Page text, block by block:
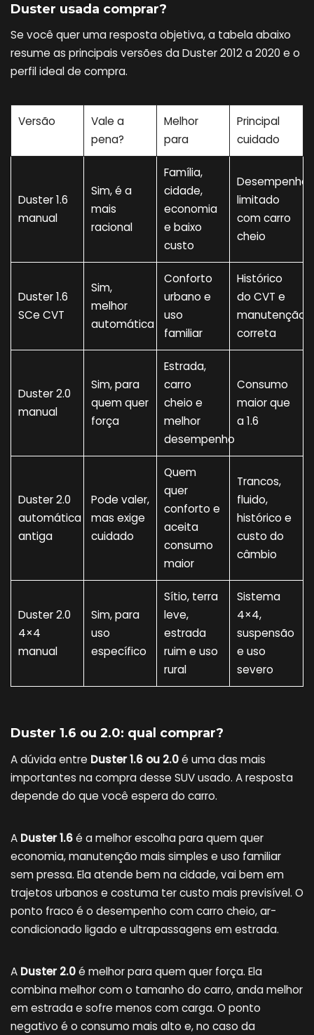
Duster usada comprar?
Se você quer uma resposta objetiva, a tabela abaixo
resume as principais versões da Duster 2012 a 2020 e o
perfil ideal de compra.
Versão
Vale a
pena?
Melhor
para
Principal
cuidado
Duster 1.6
manual
Sim, é a
mais
racional
Família,
cidade,
economia
e baixo
custo
Desempenho
limitado
com carro
cheio
Duster 1.6
SCe CVT
Sim,
melhor
automática
Conforto
urbano e
uso
familiar
Histórico
do CVT e
manutenção
correta
Duster 2.0
manual
Sim, para
quem quer
força
Estrada,
carro
cheio e
melhor
desempenho
Consumo
maior que
a 1.6
Duster 2.0
automática
antiga
Pode valer,
mas exige
cuidado
Quem
quer
conforto e
aceita
consumo
maior
Trancos,
fluido,
histórico e
custo do
câmbio
Duster 2.0
4×4
manual
Sim, para
uso
específico
Sítio, terra
leve,
estrada
ruim e uso
rural
Sistema
4×4,
suspensão
e uso
severo
Duster 1.6 ou 2.0: qual comprar?
A dúvida entre Duster 1.6 ou 2.0é uma das mais
importantes na compra desse SUV usado. A resposta
depende do que você espera do carro.
A Duster 1.6é a melhor escolha para quem quer
economia, manutenção mais simples e uso familiar
sem pressa. Ela atende bem na cidade, vai bem em
trajetos urbanos e costuma ter custo mais previsível. O
ponto fraco é o desempenho com carro cheio, ar-
condicionado ligado e ultrapassagens em estrada.
A Duster 2.0é melhor para quem quer força. Ela
combina melhor com o tamanho do carro, anda melhor
em estrada e sofre menos com carga. O ponto
negativo é o consumo mais alto e, no caso da